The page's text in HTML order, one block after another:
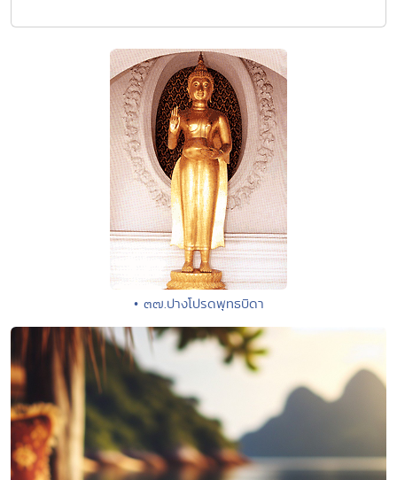
• ๓๗.ปางโปรดพุทธบิดา